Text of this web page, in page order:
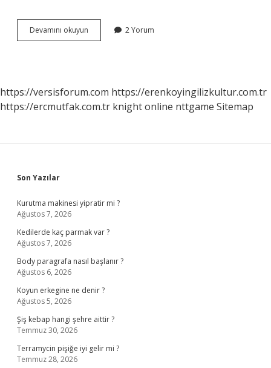
Devamını okuyun Bilişselci
Yaklaşım
2 Yorum
https://versisforum.com https://erenkoyingilizkultur.com.tr
https://ercmutfak.com.tr knight online nttgame Sitemap
Sidebar
Son Yazılar
Kurutma makinesi yipratir mi ?
Ağustos 7, 2026
Kedilerde kaç parmak var ?
Ağustos 7, 2026
Body paragrafa nasıl başlanır ?
Ağustos 6, 2026
Koyun erkegine ne denir ?
Ağustos 5, 2026
Şiş kebap hangi şehre aittir ?
Temmuz 30, 2026
Terramycin pişiğe iyi gelir mi ?
Temmuz 28, 2026